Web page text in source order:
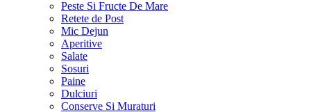
Peste Si Fructe De Mare
Retete de Post
Mic Dejun
Aperitive
Salate
Sosuri
Paine
Dulciuri
Conserve Si Muraturi